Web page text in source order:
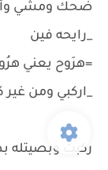
ضحك ومشي
_رايحه فين
=هرَوح يعني
_اركبي ومن غير
ركبت وبصيتله